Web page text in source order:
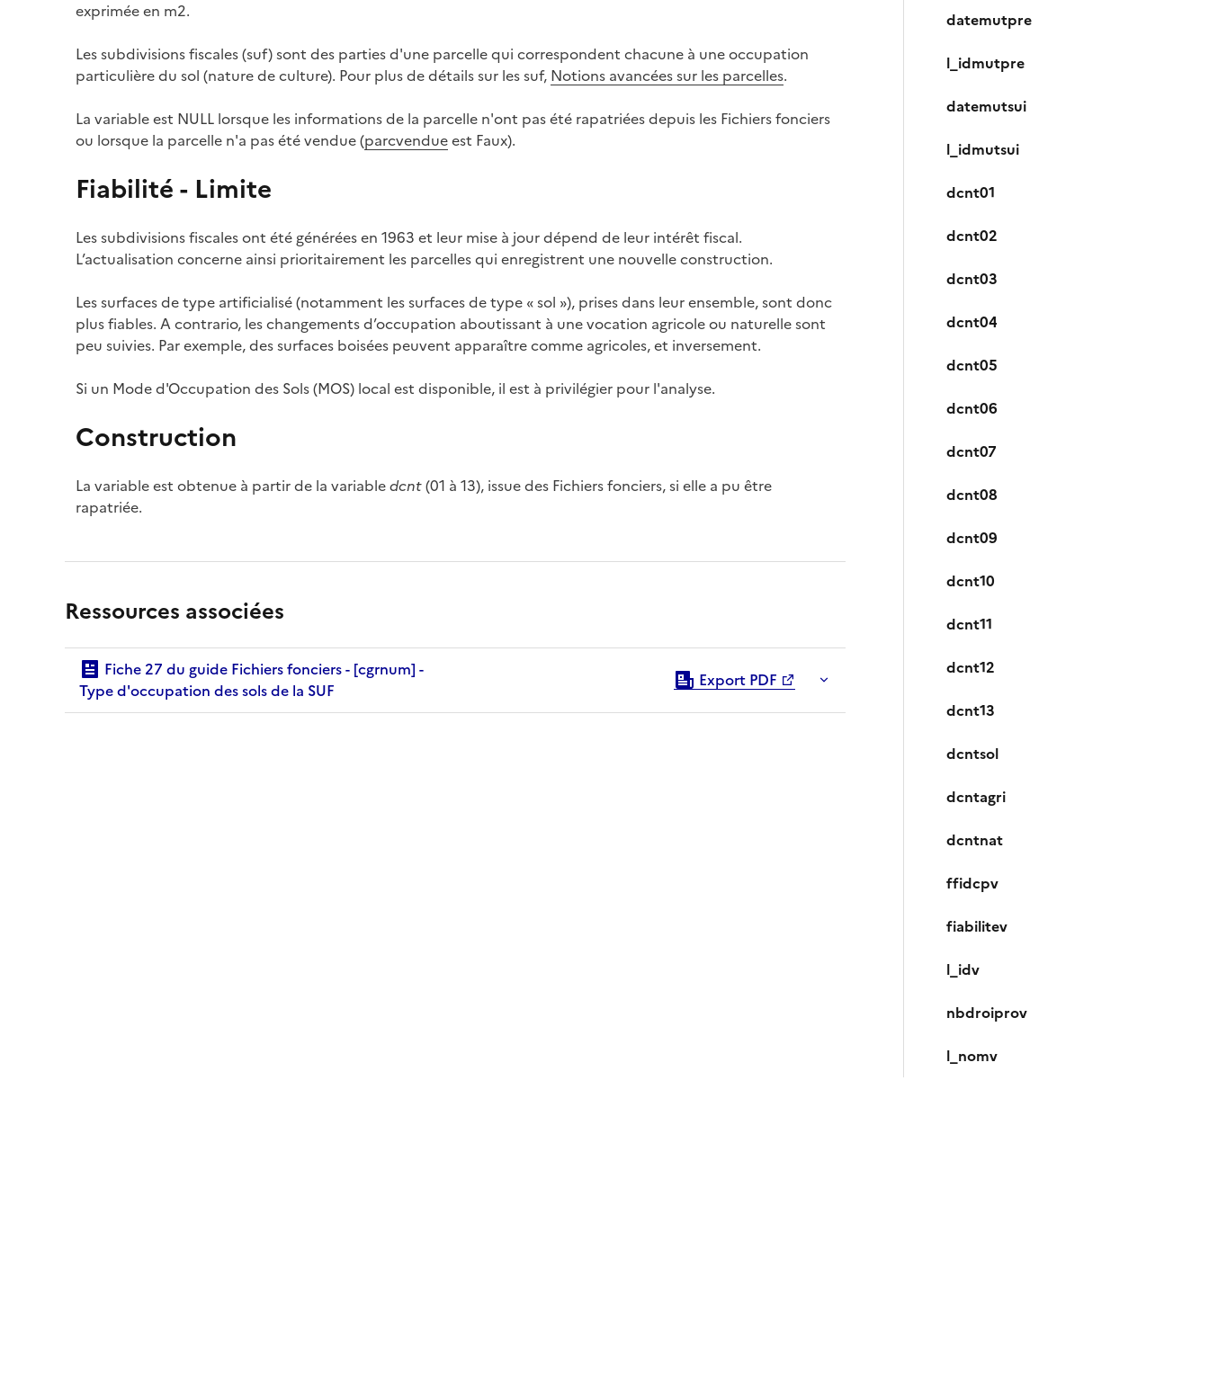
exprimée en m2.
Les subdivisions fiscales (suf) sont des parties d'une parcelle qui correspondent chacune à une occupation
particulière du sol (nature de culture). Pour plus de détails sur les suf, Notions avancées sur les parcelles.
La variable est NULL lorsque les informations de la parcelle n'ont pas été rapatriées depuis les Fichiers fonciers
ou lorsque la parcelle n'a pas été vendue (parcvendueest Faux).
Fiabilité - Limite
Les subdivisions fiscales ont été générées en 1963 et leur mise à jour dépend de leur intérêt fiscal.
L’actualisation concerne ainsi prioritairement les parcelles qui enregistrent une nouvelle construction.
Les surfaces de type artificialisé (notamment les surfaces de type « sol »), prises dans leur ensemble, sont donc
plus fiables. A contrario, les changements d’occupation aboutissant à une vocation agricole ou naturelle sont
peu suivies. Par exemple, des surfaces boisées peuvent apparaître comme agricoles, et inversement.
Si un Mode d'Occupation des Sols (MOS) local est disponible, il est à privilégier pour l'analyse.
Construction
La variable est obtenue à partir de la variabledcnt(01 à 13), issue des Fichiers fonciers, si elle a pu être
rapatriée.
Ressources associées
Type d'occupation des sols de la SUF
Export PDF
datemutpre
l_idmutpre
datemutsui
l_idmutsui
dcnt01
dcnt02
dcnt03
dcnt04
dcnt05
dcnt06
dcnt07
dcnt08
dcnt09
dcnt10
dcnt11
dcnt12
dcnt13
dcntsol
dcntagri
dcntnat
ffidcpv
fiabilitev
l_idv
nbdroiprov
l_nomv